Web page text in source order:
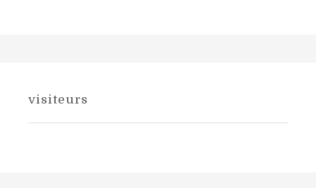
visiteurs